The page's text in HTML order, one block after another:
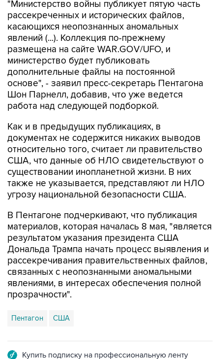
касающихся неопознанных аномальных
явлений (...). Коллекция по-прежнему
размещена на сайте WAR.GOV/UFO, и
министерство будет публиковать
дополнительные файлы на постоянной
основе", - заявил пресс-секретарь Пентагона
Шон Парнелл, добавив, что уже ведется
работа над следующей подборкой.
Как и в предыдущих публикациях, в
относительно того, считает ли правительство
США, что данные об НЛО свидетельствуют о
существовании инопланетной жизни. В них
также не указывается, представляют ли НЛО
угрозу национальной безопасности США.
В Пентагоне подчеркивают, что публикация
результатом указания президента США
Дональда Трампа начать процесс выявления и
рассекречивания правительственных файлов,
связанных с неопознанными аномальными
явлениями, в интересах обеспечения полной
прозрачности".
Пентагон США
Подписаться на рассылку главных новостей сайта